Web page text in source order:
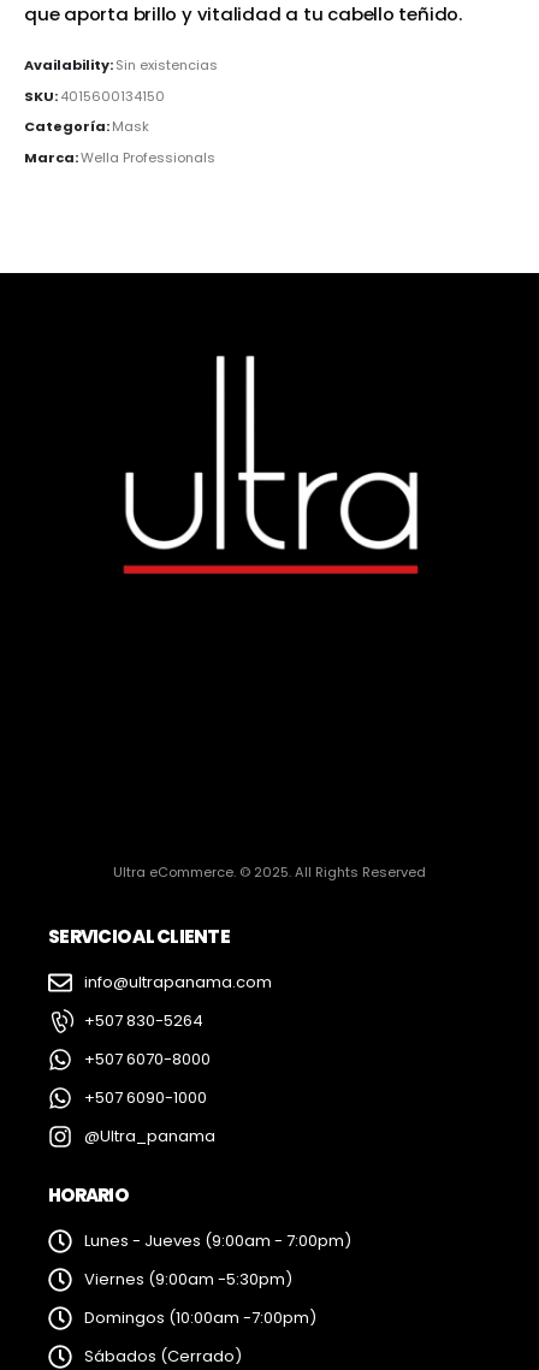
que aporta brillo y vitalidad a tu cabello teñido.
Availability:Sin existencias
SKU:4015600134150
Categoría:Mask
Marca:Wella Professionals
Ultra eCommerce. © 2025. All Rights Reserved
SERVICIO AL CLIENTE
info@ultrapanama.com
+507 830-5264
+507 6070-8000
+507 6090-1000
@Ultra_panama
HORARIO
Lunes - Jueves (9:00am - 7:00pm)
Viernes (9:00am -5:30pm)
Domingos (10:00am -7:00pm)
Sábados (Cerrado)